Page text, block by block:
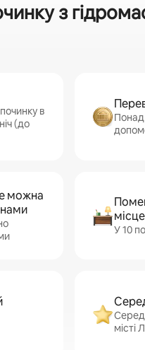
з
в
(до
Понад
можна
У 10
місті